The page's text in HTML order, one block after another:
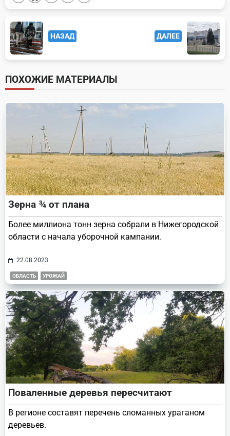
<span
class="nav-
subtitle
screen-
reader-
text">Page</span>
НАЗАД ДАЛЕЕ
ПОХОЖИЕ МАТЕРИАЛЫ
Зерна ¾ от плана
Более миллиона тонн зерна собрали в Нижегородской
области с начала уборочной кампании.
22.08.2023
ОБЛАСТЬ УРОЖАЙ
Поваленные деревья пересчитают
В регионе составят перечень сломанных ураганом
деревьев.